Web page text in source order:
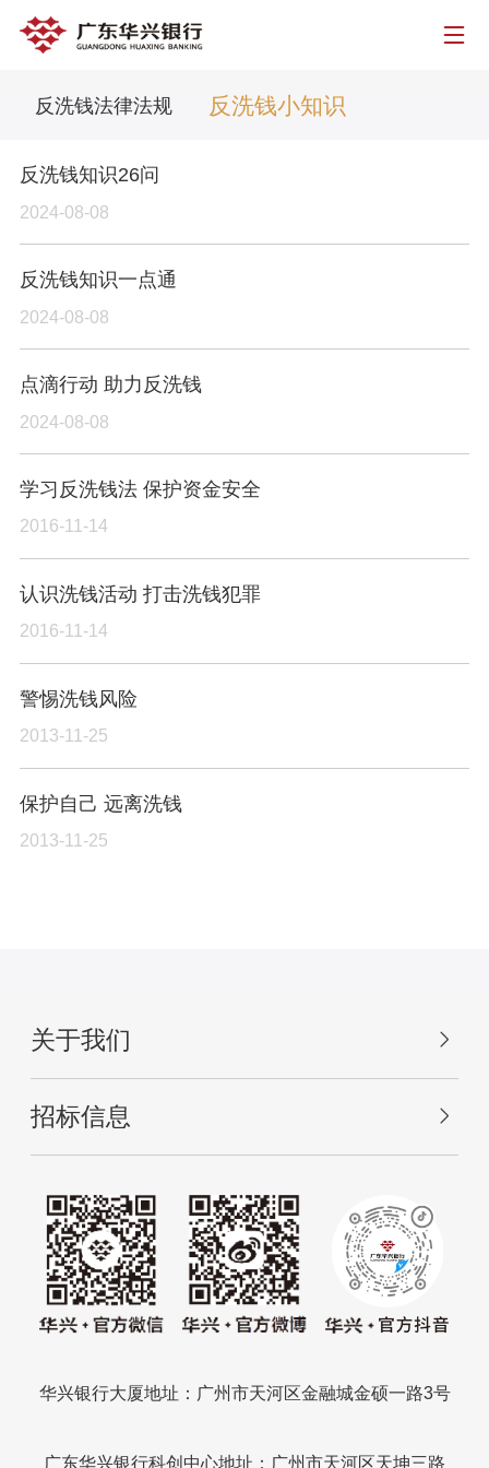
反洗钱法律法规 反洗钱小知识
反洗钱知识26问
2024-08-08
反洗钱知识一点通
2024-08-08
点滴行动 助力反洗钱
2024-08-08
学习反洗钱法 保护资金安全
2016-11-14
认识洗钱活动 打击洗钱犯罪
2016-11-14
警惕洗钱风险
2013-11-25
保护自己 远离洗钱
2013-11-25
关于我们
招标信息
华兴银行大厦地址：广州市天河区金融城金硕一路3号
广东华兴银行科创中心地址：广州市天河区天坤三路